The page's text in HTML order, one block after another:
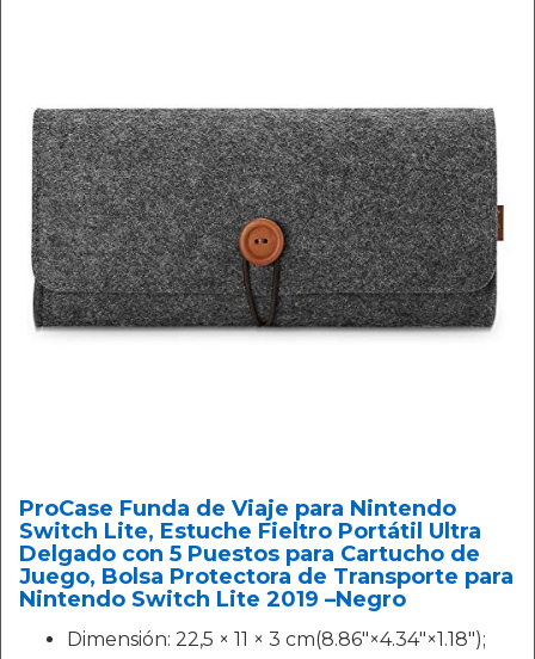
ProCase Funda de Viaje para Nintendo
Switch Lite, Estuche Fieltro Portátil Ultra
Delgado con 5 Puestos para Cartucho de
Juego, Bolsa Protectora de Transporte para
Nintendo Switch Lite 2019 –Negro
Dimensión: 22,5 × 11 × 3 cm(8.86"×4.34"×1.18");